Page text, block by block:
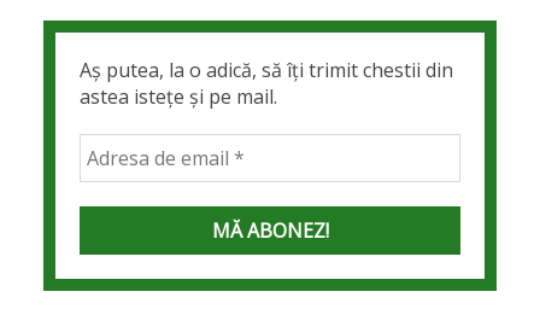
Aș putea, la o adică, să îți trimit chestii din
astea istețe și pe mail.